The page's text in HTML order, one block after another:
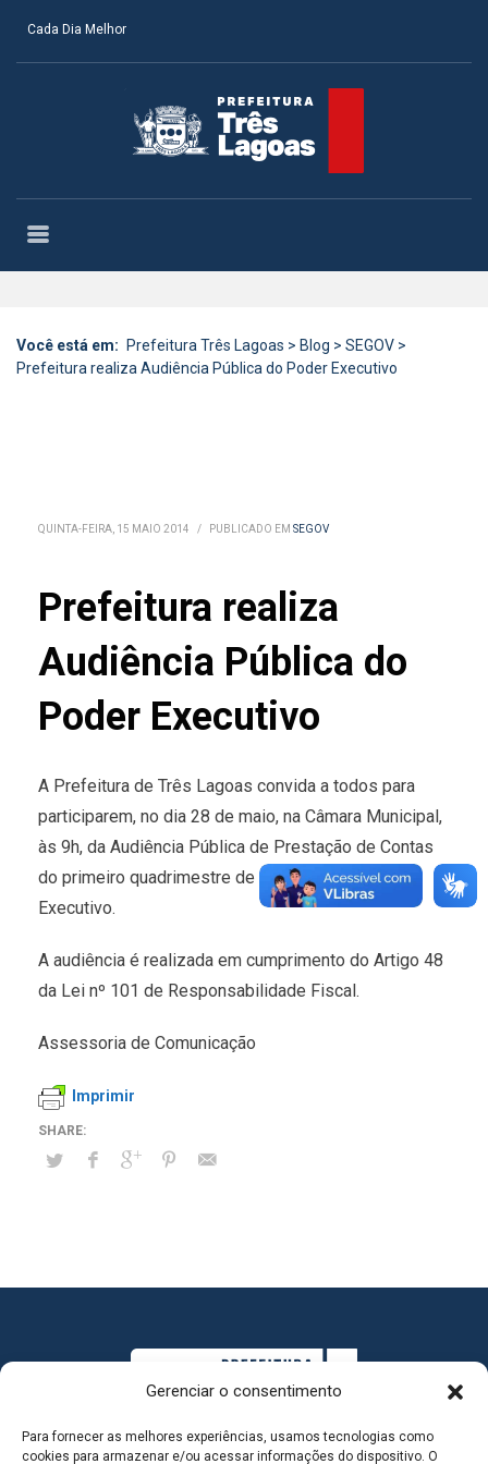
Gerenciar o consentimento
Para fornecer as melhores experiências, usamos tecnologias como
cookies para armazenar e/ou acessar informações do dispositivo. O
Cada Dia Melhor
Você está em: Prefeitura Três Lagoas > Blog > SEGOV >
Prefeitura realiza Audiência Pública do Poder Executivo
QUINTA-FEIRA, 15 MAIO 2014 / PUBLICADO EM SEGOV
Prefeitura realiza
Audiência Pública do
Poder Executivo
A Prefeitura de Três Lagoas convida a todos para
participarem, no dia 28 de maio, na Câmara Municipal,
às 9h, da Audiência Pública de Prestação de Contas
do primeiro quadrimestre de 2014 do Poder
Executivo.
A audiência é realizada em cumprimento do Artigo 48
da Lei nº 101 de Responsabilidade Fiscal.
Assessoria de Comunicação
Imprimir